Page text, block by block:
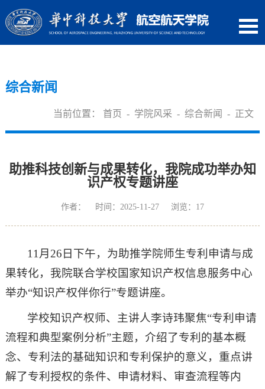
综合新闻
当前位置： 首页 - 学院风采 -综合新闻 - 正文
助推科技创新与成果转化，我院成功举办知
识产权专题讲座
作者： 时间：2025-11-27 浏览： 17
11月26日下午，为助推学院师生专利申请与成
果转化，我院联合学校国家知识产权信息服务中心
举办“知识产权伴你行”专题讲座。
学校知识产权师、主讲人李诗玮聚焦“专利申请
流程和典型案例分析”主题，介绍了专利的基本概
念、专利法的基础知识和专利保护的意义，重点讲
解了专利授权的条件、申请材料、审查流程等内